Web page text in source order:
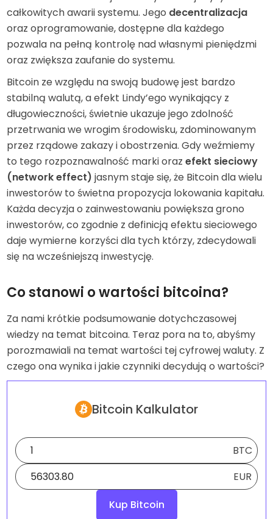
całkowitych awarii systemu. Jego decentralizacja
oraz oprogramowanie, dostępne dla każdego
pozwala na pełną kontrolę nad własnymi pieniędzmi
oraz zwiększa zaufanie do systemu.
Bitcoin ze względu na swoją budowę jest bardzo
stabilną walutą, a efekt Lindy’ego wynikający z
długowieczności, świetnie ukazuje jego zdolność
przetrwania we wrogim środowisku, zdominowanym
przez rządowe zakazy i obostrzenia. Gdy weźmiemy
to tego rozpoznawalność marki orazefekt sieciowy
(network effect) jasnym staje się, że Bitcoin dla wielu
inwestorów to świetna propozycja lokowania kapitału.
Każda decyzja o zainwestowaniu powiększa grono
inwestorów, co zgodnie z definicją efektu sieciowego
daje wymierne korzyści dla tych którzy, zdecydowali
się na wcześniejszą inwestycję.
Co stanowi o wartości bitcoina?
Za nami krótkie podsumowanie dotychczasowej
wiedzy na temat bitcoina. Teraz pora na to, abyśmy
porozmawiali na temat wartości tej cyfrowej waluty. Z
czego ona wynika i jakie czynniki decydują o wartości?
Bitcoin Kalkulator
BTC
EUR
Kup Bitcoin